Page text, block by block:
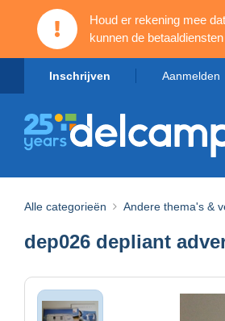
Houd er rekening mee
kunnen de
Inschrijven Aanmelden
Alle categorieën Andere thema's &
dep026 depliant